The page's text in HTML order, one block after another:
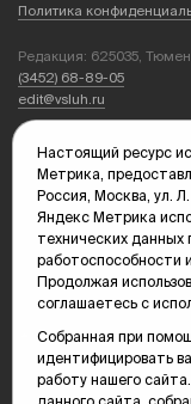
Политика
Редакция: 625035,
(3452) 68-89-05
edit@vsluh.ru
kika@vsluh.ru
По вопросам рекламы:
(3452) 68-89-78
kotovaev@sibinformburo.ru
mim@vsluh.ru
Настоящий ресурс
Метрика,
Россия, Москва, ул.
Яндекс Метрика
технических данных
работоспособности
Продолжая
соглашаетесь с
Собранная при
идентифицировать
работу нашего